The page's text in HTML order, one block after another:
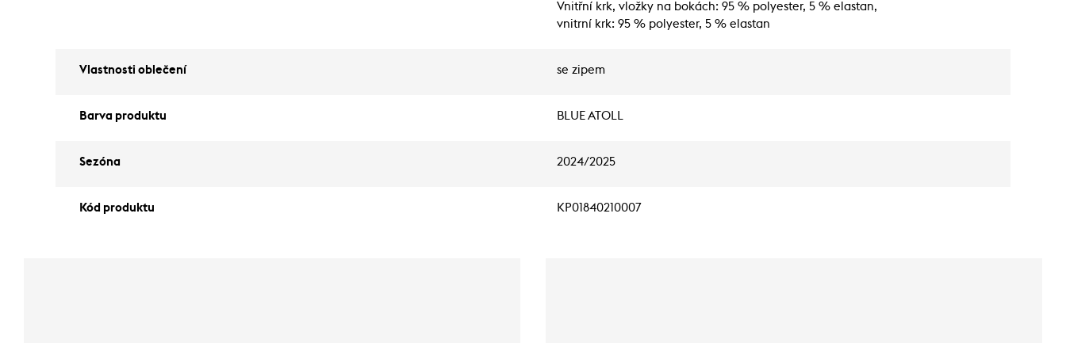
Vnitřní krk, vložky na bokách: 95 % polyester, 5 % elastan,
vnitrní krk: 95 % polyester, 5 % elastan
Vlastnosti oblečení se zipem
Barva produktu BLUE ATOLL
Sezóna 2024/2025
Kód produktu KP01840210007